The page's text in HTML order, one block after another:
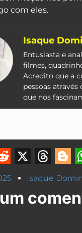
com eles.
Isaque
Entusiasta e
filmes,
Acredito que a
pessoas
que nos
X Isaque